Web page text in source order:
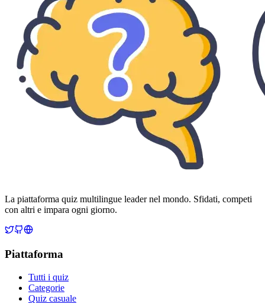
La piattaforma quiz multilingue leader nel mondo. Sfidati, competi
con altri e impara ogni giorno.
Piattaforma
Tutti i quiz
Categorie
Quiz casuale